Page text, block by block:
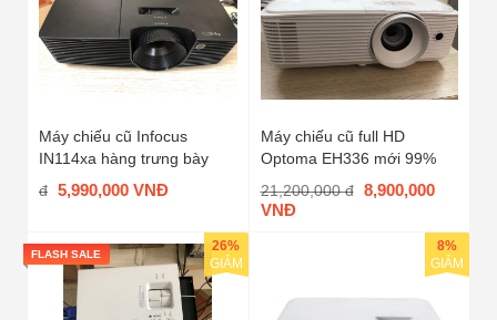
Máy chiếu cũ Infocus
IN114xa hàng trưng bày
đ 5,990,000 VNĐ
Máy chiếu cũ full HD
Optoma EH336 mới 99%
21,200,000 đ 8,900,000
VNĐ
26%
GIẢM
FLASH SALE
8%
GIẢM